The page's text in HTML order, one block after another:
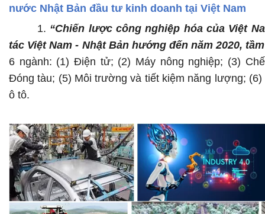
nước Nhật Bản đầu tư kinh doanh tại Việt Nam
1. “Chiến lược công nghiệp hóa của Việt
tác Việt Nam - Nhật Bản hướng đến năm 2020,
6 ngành: (1) Điện tử; (2) Máy nông nghiệp; (3)
Đóng tàu; (5) Môi trường và tiết kiệm năng lượng; (6)
ô tô.